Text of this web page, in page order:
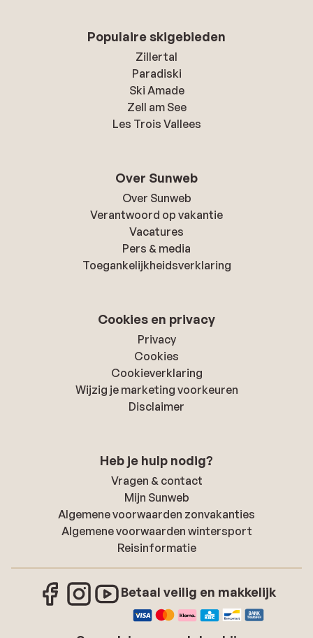
Populaire skigebieden
Zillertal
Paradiski
Ski Amade
Zell am See
Les Trois Vallees
Over Sunweb
Over Sunweb
Verantwoord op vakantie
Vacatures
Pers & media
Toegankelijkheidsverklaring
Cookies en privacy
Privacy
Cookies
Cookieverklaring
Wijzig je marketing voorkeuren
Disclaimer
Heb je hulp nodig?
Vragen & contact
Mijn Sunweb
Algemene voorwaarden zonvakanties
Algemene voorwaarden wintersport
Reisinformatie
Betaal veilig en makkelijk